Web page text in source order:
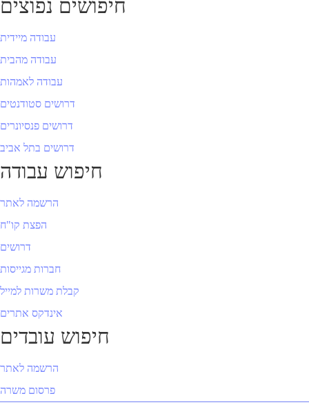
חיפושים נפוצים
עבודה מיידית
עבודה מהבית
עבודה לאמהות
דרושים סטודנטים
דרושים פנסיונרים
דרושים בתל אביב
חיפוש עבודה
הרשמה לאתר
הפצת קו"ח
דרושים
חברות מגייסות
קבלת משרות למייל
אינדקס אתרים
חיפוש עובדים
הרשמה לאתר
פרסום משרה